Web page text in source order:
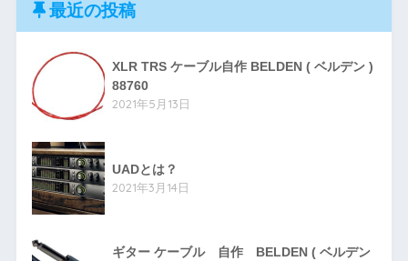
最近の投稿
XLR TRS ケーブル自作 BELDEN ( ベルデン )
88760
2021年5月13日
UADとは？
2021年3月14日
ギター ケーブル 自作 BELDEN ( ベルデン